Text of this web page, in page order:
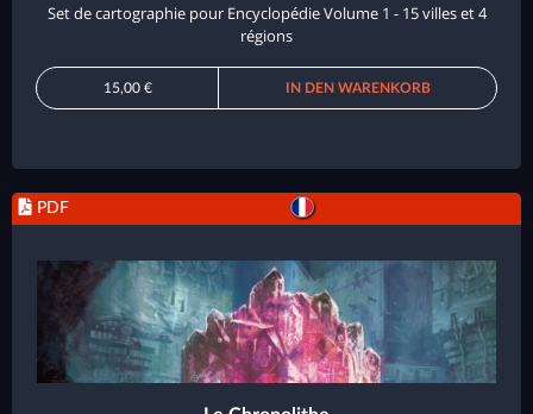
Set de cartographie pour Encyclopédie Volume 1 - 15 villes et 4
régions
15,00 € IN DEN WARENKORB
PDF